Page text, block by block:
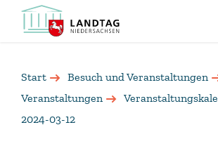
Start
Besuch und Veranstaltungen
Veranstaltungen
2024-03-12